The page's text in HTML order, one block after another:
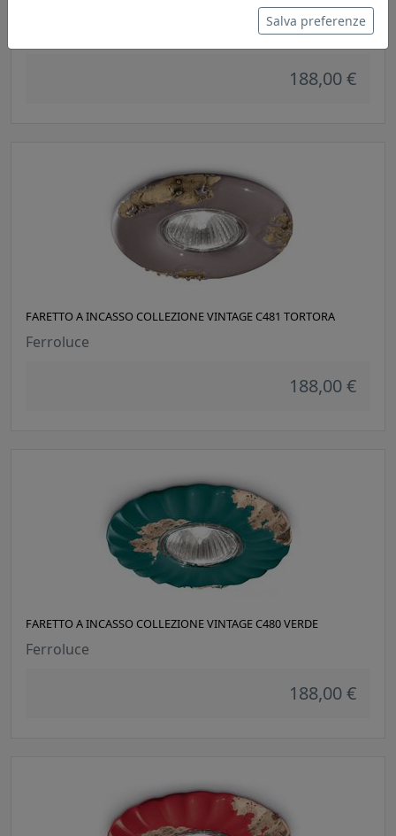
FARETTO A INCASSO COLLEZIONE VINTAGE C481 AZZURRO
188,00 €
FARETTO A INCASSO COLLEZIONE VINTAGE C481 TORTORA
Ferroluce
188,00 €
FARETTO A INCASSO COLLEZIONE VINTAGE C480 VERDE
Ferroluce
188,00 €
Salva preferenze